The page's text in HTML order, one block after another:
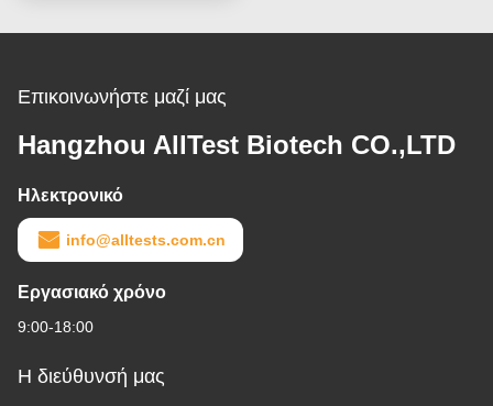
Επικοινωνήστε μαζί μας
Hangzhou AllTest Biotech CO.,LTD
Ηλεκτρονικό
info@alltests.com.cn
Εργασιακό χρόνο
9:00-18:00
Η διεύθυνσή μας